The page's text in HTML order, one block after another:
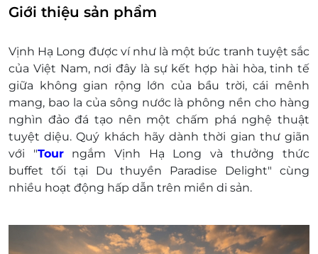
thức ẩm thực trên du thuyền Paradise Delight
Quý khách tham khảo menu:
01 voucher/01 khách
01 khách hàng có thể mua nhiều voucher
Lễ, Tết:
150.000/ 1 voucher/ người lớn
100.000/ trẻ từ 5-11 tuổi
Trẻ em:
Dưới 5 tuổi: Miễn phí 1 trẻ đi cùng 2
người lớn
Từ 5 tuổi - 11 tuổi: 1.000.000 VNĐ (thu tại
quầy thu ngân)
Trẻ từ 12 tuổi tính như người lớn
đến sử dụng dịch vụ:
Điện thoại liên hệ: 0975 808 959
Giới thiệu sản phẩm
Vịnh Hạ Long được ví như là một bức tranh tuyệt sắc
của Việt Nam, nơi đây là sự kết hợp hài hòa, tinh tế
giữa không gian rộng lớn của bầu trời, cái mênh
mang, bao la của sông nước là phông nền cho hàng
nghìn đảo đá tạo nên một chấm phá nghệ thuật
tuyệt diệu. Quý khách hãy dành thời gian thư giãn
với "Tourngắm Vịnh Hạ Long và thưởng thức
buffet tối tại Du thuyền Paradise Delight" cùng
nhiều hoạt động hấp dẫn trên miền di sản.